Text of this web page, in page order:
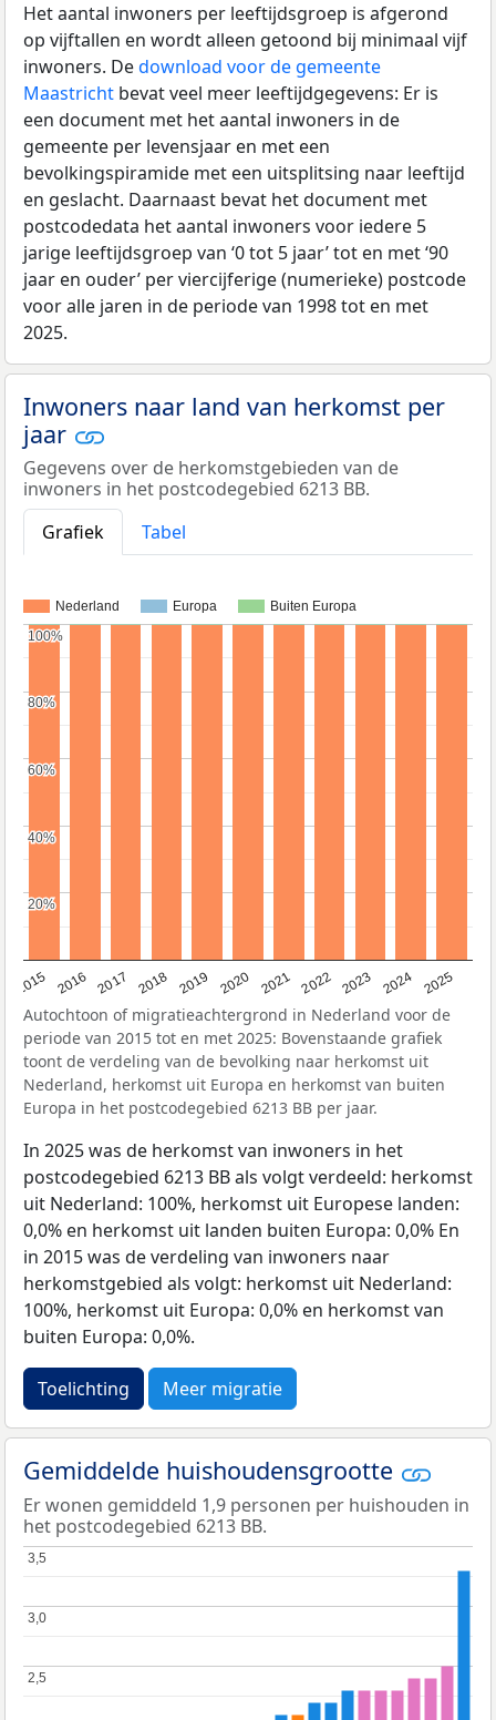
Het aantal inwoners per leeftijdsgroep is afgerond
op vijftallen en wordt alleen getoond bij minimaal vijf
inwoners. Dedownload voor de gemeente
Maastricht bevat veel meer leeftijdgegevens: Er is
een document met het aantal inwoners in de
gemeente per levensjaar en met een
bevolkingspiramide met een uitsplitsing naar leeftijd
en geslacht. Daarnaast bevat het document met
postcodedata het aantal inwoners voor iedere 5
jarige leeftijdsgroep van ‘0 tot 5 jaar’ tot en met ‘90
jaar en ouder’ per viercijferige (numerieke) postcode
voor alle jaren in de periode van 1998 tot en met
2025.
Inwoners naar land van herkomst per
jaar
Gegevens over de herkomstgebieden van de
inwoners in het postcodegebied 6213 BB.
Grafiek
Tabel
Nederland Europa Buiten Europa
2015 2016 2017 2018 2019 2020 2021 2022 2023 2024 2025
20%
20%
40%
40%
60%
60%
80%
80%
100%
100%
Autochtoon of migratieachtergrond in Nederland voor de
periode van 2015 tot en met 2025: Bovenstaande grafiek
toont de verdeling van de bevolking naar herkomst uit
Nederland, herkomst uit Europa en herkomst van buiten
Europa in het postcodegebied 6213 BB per jaar.
In 2025 was de herkomst van inwoners in het
postcodegebied 6213 BB als volgt verdeeld: herkomst
uit Nederland: 100%, herkomst uit Europese landen:
0,0% en herkomst uit landen buiten Europa: 0,0% En
in 2015 was de verdeling van inwoners naar
herkomstgebied als volgt: herkomst uit Nederland:
100%, herkomst uit Europa: 0,0% en herkomst van
buiten Europa: 0,0%.
Toelichting Meer migratie
Gemiddelde huishoudensgrootte
Er wonen gemiddeld 1,9 personen per huishouden in
het postcodegebied 6213 BB.
2,5
2,5
3,0
3,0
3,5
3,5